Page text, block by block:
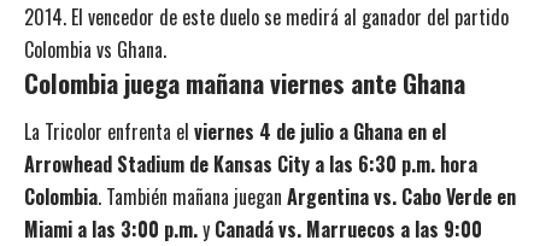
2014. El vencedor de este duelo se medirá al ganador del partido
Colombia vs Ghana.
Colombia juega mañana viernes ante Ghana
La Tricolor enfrenta el viernes 4 de julio a Ghana en el
Arrowhead Stadium de Kansas City a las 6:30 p.m. hora
Colombia. También mañana juegan Argentina vs. Cabo Verde en
Miami a las 3:00 p.m.y Canadá vs. Marruecos a las 9:00